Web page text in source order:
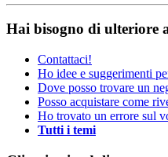
Hai bisogno di ulteriore
Contattaci!
Ho idee e suggerimenti
Dove posso trovare un
Posso acquistare come
Ho trovato un errore sul
Tutti i temi